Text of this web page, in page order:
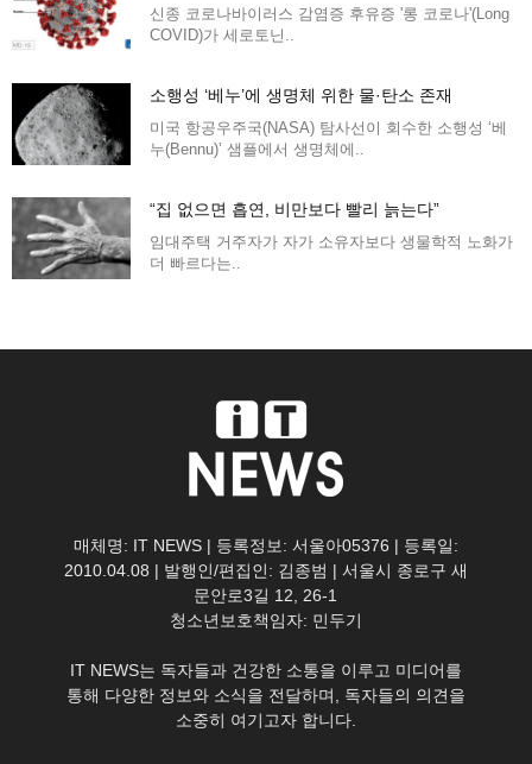
신종 코로나바이러스 감염증 후유증 '롱 코로나'(Long
COVID)가 세로토닌..
소행성 ‘베누’에 생명체 위한 물·탄소 존재
미국 항공우주국(NASA) 탐사선이 회수한 소행성 ‘베
누(Bennu)’ 샘플에서 생명체에..
“집 없으면 흡연, 비만보다 빨리 늙는다”
임대주택 거주자가 자가 소유자보다 생물학적 노화가
더 빠르다는..
매체명: IT NEWS | 등록정보: 서울아05376 | 등록일:
2010.04.08 | 발행인/편집인: 김종범 | 서울시 종로구 새
문안로3길 12, 26-1
청소년보호책임자: 민두기
IT NEWS는 독자들과 건강한 소통을 이루고 미디어를
통해 다양한 정보와 소식을 전달하며, 독자들의 의견을
소중히 여기고자 합니다.